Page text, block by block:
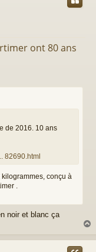
ont 80 ans
de 2016. 10 ans
82690.html
conçu à
.
noir et blanc ça
u